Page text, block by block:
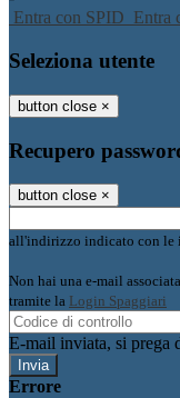
Entra con SPID Entra
Seleziona utente
button close ×
Recupero
button close ×
all'indirizzo indicato con le
Non hai una e-mail
tramite la Login Spaggiari
E-mail inviata, si prega
Errore